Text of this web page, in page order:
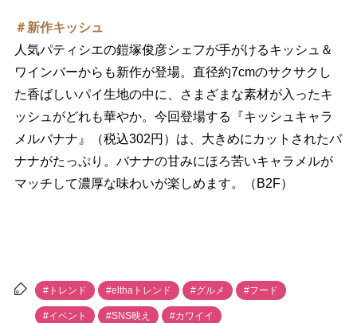
＃新作キッシュ
人気パティシエの鎧塚俊彦シェフが手がけるキッシュ＆
ワインバーからも新作が登場。直径約7cmのサクサクし
た香ばしいパイ生地の中に、さまざまな素材が入ったキ
ッシュがどれも華やか。今回登場する『キッシュキャラ
メルバナナ』（税込302円）は、大きめにカットされたバ
ナナがたっぷり。バナナの甘みにほろ苦いキャラメルが
マッチして濃厚な味わいが楽しめます。（B2F）
#トレンド #elthaトレンド #グルメ #フード
#イベント #SNS映え #カワイイ